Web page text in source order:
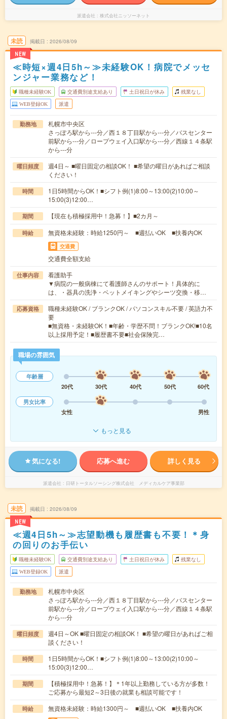
派遣会社 株式会社ニッソーネット
未読
NEW
掲載日 2026/08/09
≪時短×週4日5h～≫未経験OK！病院でメッセ
ンジャー業務など！
職種未経験OK 交通費別途支給あり 土日祝日が休み 残業なし
WEB登録OK 派遣
勤務地
札幌市中央区
さっぽろ駅から---分／西１８丁目駅から---分／バスセンター
前駅から---分／ロープウェイ入口駅から---分／西線１４条駅
から---分
曜日頻度
週4日～ ■曜日固定の相談OK！ ■希望の曜日があればご相談
ください！
時間
1日5時間からOK！■シフト例(1)8:00～13:00(2)10:00～
15:00(3)12:00…
期間 【現在も積極採用中！急募！】■2カ月～
時給 無資格未経験：時給1250円～ ■週払いOK ■扶養内OK
交通費
交通費全額支給
仕事内容
看護助手
▼病院の一般病棟にて看護師さんのサポート！具体的に
は、・器具の洗浄・ベットメイキングやシーツ交換・移…
応募資格
職種未経験OK / ブランクOK / パソコンスキル不要 / 英語力不
要
■無資格・未経験OK！■年齢・学歴不問！ブランクOK!■10名
以上採用予定！■履歴書不要■社会保険完…
職場の雰囲気
年齢層
20代
30代 40代 50代
60代
男女比率
女性
男性
もっと見る
気になる! 応募へ進む 詳しく見る
派遣会社 日研トータルソーシング株式会社 メディカルケア事業部
未読
NEW
掲載日 2026/08/09
≪週4日5h～≫志望動機も履歴書も不要！＊身
の回りのお手伝い
職種未経験OK 交通費別途支給あり 土日祝日が休み 残業なし
WEB登録OK 派遣
勤務地
札幌市中央区
さっぽろ駅から---分／西１８丁目駅から---分／バスセンター
前駅から---分／ロープウェイ入口駅から---分／西線１４条駅
から---分
曜日頻度
週4日～OK ■曜日固定の相談OK！ ■希望の曜日があればご相
談ください！
時間
1日5時間からOK！■シフト例(1)8:00～13:00(2)10:00～
15:00(3)12:00…
期間
【積極採用中！急募！】＊1年以上勤務している方が多数！
ご応募から最短2～3日後の就業も相談可能です！
時給 無資格未経験：時給1300円～ ■週払いOK ■扶養内OK